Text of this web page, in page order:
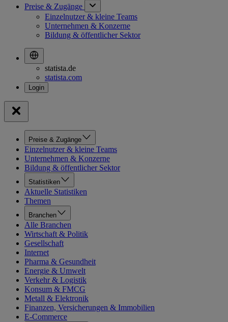
Preise & Zugänge
Einzelnutzer & kleine Teams
Unternehmen & Konzerne
Bildung & öffentlicher Sektor
statista.de
statista.com
Preise & Zugänge
Einzelnutzer & kleine Teams
Unternehmen & Konzerne
Bildung & öffentlicher Sektor
Statistiken
Aktuelle Statistiken
Themen
Branchen
Alle Branchen
Wirtschaft & Politik
Gesellschaft
Internet
Pharma & Gesundheit
Energie & Umwelt
Verkehr & Logistik
Konsum & FMCG
Metall & Elektronik
Finanzen, Versicherungen & Immobilien
E-Commerce